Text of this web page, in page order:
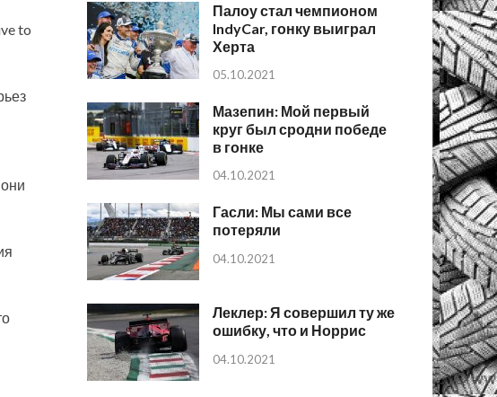
to
Палоу стал чемпионом
IndyCar, гонку выиграл
Херта
05.10.2021
Мазепин: Мой первый
круг был сродни победе
в гонке
04.10.2021
Гасли: Мы сами все
потеряли
04.10.2021
Леклер: Я совершил ту же
ошибку, что и Норрис
04.10.2021